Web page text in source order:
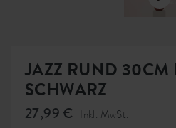
JAZZ RUND 30CM
SCHWARZ
27,99 € Inkl. MwSt.